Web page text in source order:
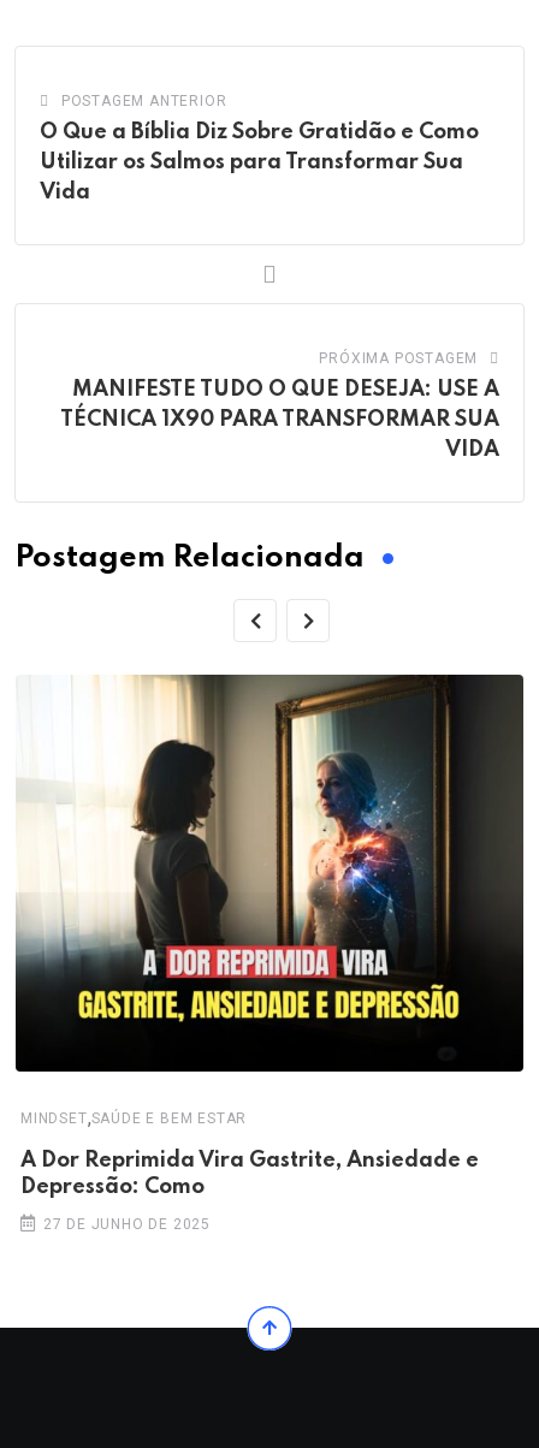
POSTAGEM ANTERIOR
O Que a Bíblia Diz Sobre Gratidão e Como
Utilizar os Salmos para Transformar Sua
Vida
PRÓXIMA POSTAGEM
MANIFESTE TUDO O QUE DESEJA: USE A
TÉCNICA 1X90 PARA TRANSFORMAR SUA
VIDA
Postagem Relacionada
MINDSET,SAÚDE E BEM ESTAR
A Dor Reprimida Vira Gastrite, Ansiedade e
Depressão: Como
27 DE JUNHO DE 2025